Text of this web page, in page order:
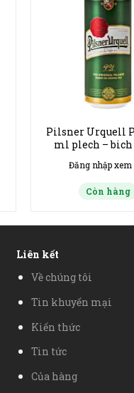
Pilsner Urquell
ml plech – bich
Đăng nhập xem
Còn hàng
Liên kết
Về chúng tôi
Tin khuyến mại
Kiến thức
Tin tức
Của hàng